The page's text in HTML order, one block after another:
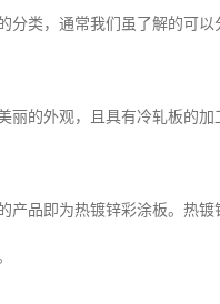
分类，通常我们虽了解的可
的外观，且具有冷轧板的加
产品即为热镀锌彩涂板。热